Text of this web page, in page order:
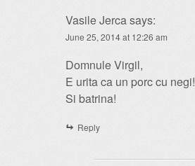
Vasile Jercasays:
June 25, 2014 at 12:26 am
Domnule Virgil,
E urita ca un porc cu negi!
Si batrina!
Reply